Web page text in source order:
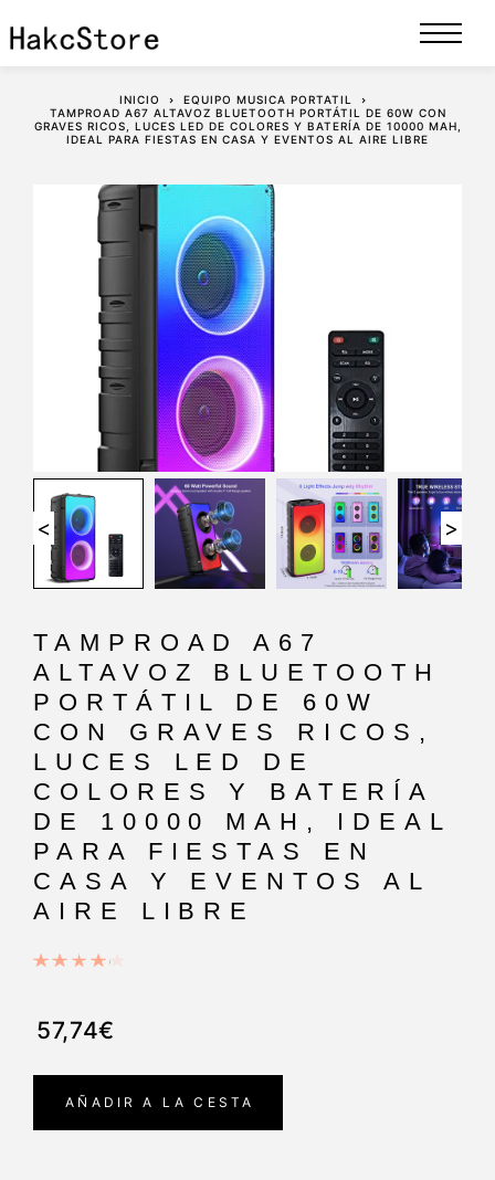
INICIO
EQUIPO MUSICA PORTATIL
TAMPROAD A67 ALTAVOZ BLUETOOTH PORTÁTIL DE 60W CON
GRAVES RICOS, LUCES LED DE COLORES Y BATERÍA DE 10000 MAH,
IDEAL PARA FIESTAS EN CASA Y EVENTOS AL AIRE LIBRE
< >
TAMPROAD A67
ALTAVOZ BLUETOOTH
PORTÁTIL DE 60W
CON GRAVES RICOS,
LUCES LED DE
COLORES Y BATERÍA
DE 10000 MAH, IDEAL
PARA FIESTAS EN
CASA Y EVENTOS AL
AIRE LIBRE
57,74€
AÑADIR A LA CESTA